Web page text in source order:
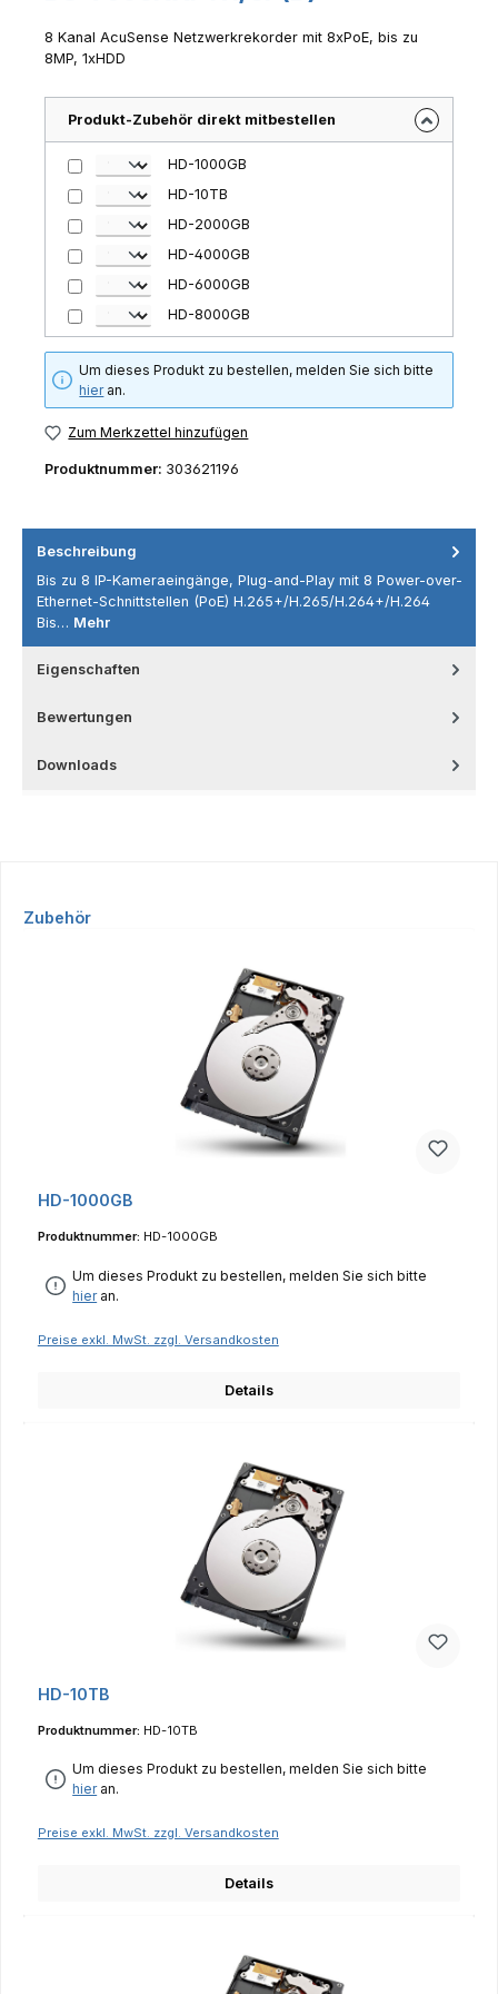
8 Kanal AcuSense Netzwerkrekorder mit 8xPoE, bis zu
8MP, 1xHDD
Produkt-Zubehör direkt mitbestellen
HD-1000GB
HD-10TB
HD-2000GB
HD-4000GB
HD-6000GB
HD-8000GB
Um dieses Produkt zu bestellen, melden Sie sich bitte
hieran.
Zum Merkzettel hinzufügen
Produktnummer: 303621196
Beschreibung
Bis zu 8 IP-Kameraeingänge, Plug-and-Play mit 8 Power-over-
Ethernet-Schnittstellen (PoE) H.265+/H.265/H.264+/H.264
Bis… Mehr
Eigenschaften
Bewertungen
Downloads
Produktgalerie überspringen
Zubehör
HD-1000GB
Produktnummer: HD-1000GB
Um dieses Produkt zu bestellen, melden Sie sich bitte
hieran.
Preise exkl. MwSt. zzgl. Versandkosten
Details
HD-10TB
Produktnummer: HD-10TB
Um dieses Produkt zu bestellen, melden Sie sich bitte
hieran.
Preise exkl. MwSt. zzgl. Versandkosten
Details